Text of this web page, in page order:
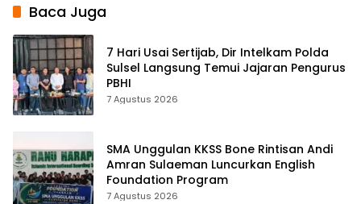
Baca Juga
7 Hari Usai Sertijab, Dir Intelkam Polda
Sulsel Langsung Temui Jajaran Pengurus
PBHI
7 Agustus 2026
SMA Unggulan KKSS Bone Rintisan Andi
Amran Sulaeman Luncurkan English
Foundation Program
7 Agustus 2026